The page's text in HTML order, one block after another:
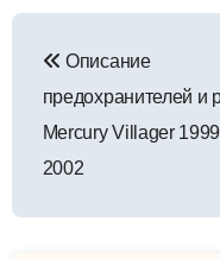
по
записям
Описание
предохранителей и
Mercury Villager
2002